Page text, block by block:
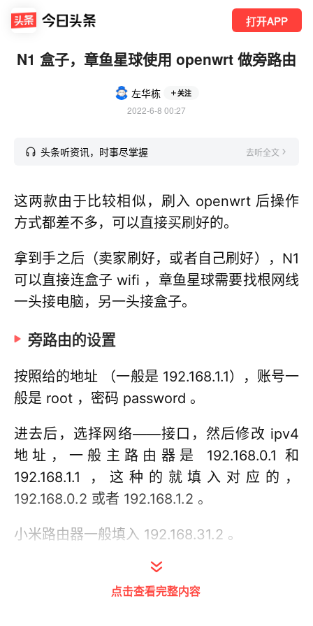
打开APP
N1 盒子，章鱼星球使用 openwrt 做旁路由
左华栋 关注
2022-6-8 00:27
头条听资讯，时事尽掌握 去听全文
这两款由于比较相似，刷入 openwrt 后操作
方式都差不多，可以直接买刷好的。
拿到手之后（卖家刷好，或者自己刷好），N1
可以直接连盒子 wifi ，章鱼星球需要找根网线
一头接电脑，另一头接盒子。
旁路由的设置
按照给的地址 （一般是 192.168.1.1），账号一
般是 root ，密码 password 。
进去后，选择网络——接口，然后修改 ipv4
地址，一般主路由器是 192.168.0.1 和
192.168.1.1 ，这种的就填入对应的，
192.168.0.2 或者 192.168.1.2 。
小米路由器一般填入 192.168.31.2 。
京东路由填入：192.168.68.2 。
点击查看完整内容